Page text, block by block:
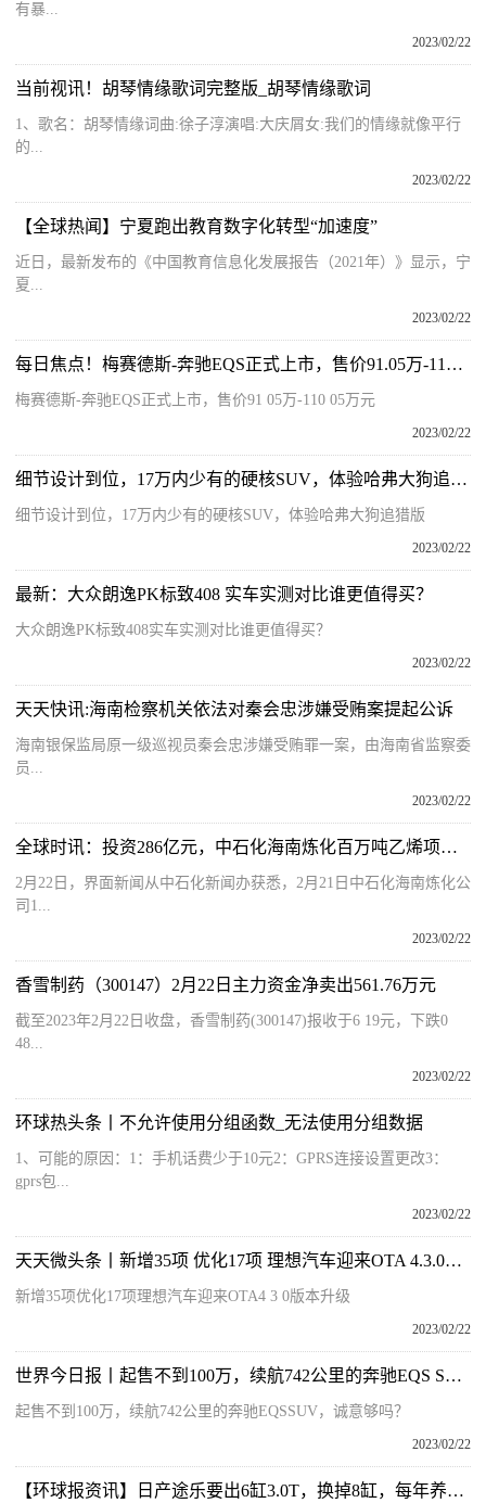
有暴...
2023/02/22
当前视讯！胡琴情缘歌词完整版_胡琴情缘歌词
1、歌名：胡琴情缘词曲:徐子淳演唱:大庆屑女:我们的情缘就像平行
的...
2023/02/22
【全球热闻】宁夏跑出教育数字化转型“加速度”
近日，最新发布的《中国教育信息化发展报告（2021年）》显示，宁
夏...
2023/02/22
每日焦点！梅赛德斯-奔驰EQS正式上市，售价91.05万-110.05万元
梅赛德斯-奔驰EQS正式上市，售价91 05万-110 05万元
2023/02/22
细节设计到位，17万内少有的硬核SUV，体验哈弗大狗追猎版
细节设计到位，17万内少有的硬核SUV，体验哈弗大狗追猎版
2023/02/22
最新：大众朗逸PK标致408 实车实测对比谁更值得买？
大众朗逸PK标致408实车实测对比谁更值得买？
2023/02/22
天天快讯:海南检察机关依法对秦会忠涉嫌受贿案提起公诉
海南银保监局原一级巡视员秦会忠涉嫌受贿罪一案，由海南省监察委
员...
2023/02/22
全球时讯：投资286亿元，中石化海南炼化百万吨乙烯项目投产
2月22日，界面新闻从中石化新闻办获悉，2月21日中石化海南炼化公
司1...
2023/02/22
香雪制药（300147）2月22日主力资金净卖出561.76万元
截至2023年2月22日收盘，香雪制药(300147)报收于6 19元，下跌0
48...
2023/02/22
环球热头条丨不允许使用分组函数_无法使用分组数据
1、可能的原因：1：手机话费少于10元2：GPRS连接设置更改3：
gprs包...
2023/02/22
天天微头条丨新增35项 优化17项 理想汽车迎来OTA 4.3.0版本升级
新增35项优化17项理想汽车迎来OTA4 3 0版本升级
2023/02/22
世界今日报丨起售不到100万，续航742公里的奔驰EQS SUV，诚意够吗？
起售不到100万，续航742公里的奔驰EQSSUV，诚意够吗？
2023/02/22
【环球报资讯】日产途乐要出6缸3.0T，换掉8缸，每年养车能少花1.2万？